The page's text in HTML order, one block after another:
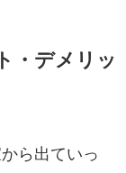
・デメリッ
ら出ていっ